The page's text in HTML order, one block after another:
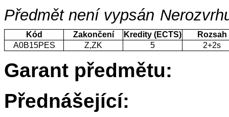
Předmět není vypsán
Kód Zakončení Kredity (ECTS)
Rozsah
A0B15PES
Z,ZK 5 2+2s
Garant předmětu:
Přednášející: